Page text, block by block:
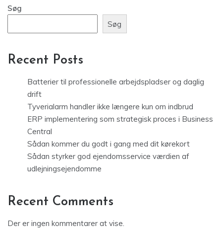
Søg
Søg
Recent Posts
Batterier til professionelle arbejdspladser og daglig
drift
Tyverialarm handler ikke længere kun om indbrud
ERP implementering som strategisk proces i Business
Central
Sådan kommer du godt i gang med dit kørekort
Sådan styrker god ejendomsservice værdien af
udlejningsejendomme
Recent Comments
Der er ingen kommentarer at vise.